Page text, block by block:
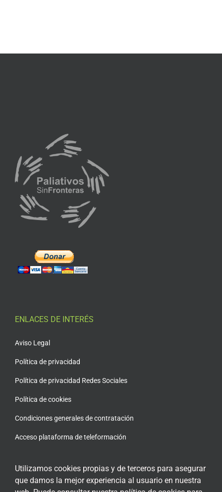
ENLACES DE INTERÉS
Aviso Legal
Política de privacidad
Política de privacidad Redes Sociales
Política de cookies
Condiciones generales de contratación
Acceso plataforma de teleformación
Utilizamos cookies propias y de terceros para asegurar
que damos la mejor experiencia al usuario en nuestra